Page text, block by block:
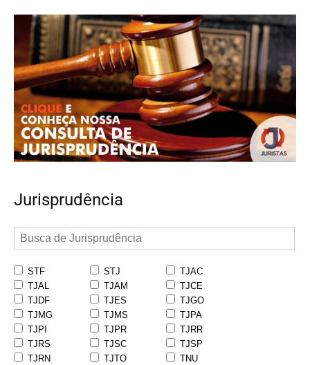
Jurisprudência
STF STJ
TJAC
TJAL
TJAM
TJCE
TJDF
TJES
TJGO
TJMG
TJMS
TJPA
TJPI
TJPR
TJRR
TJRS
TJSC
TJSP
TJRN
TJTO
TNU